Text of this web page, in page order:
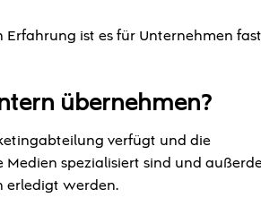
ist es für Unternehmen fast
übernehmen?
verfügt und die
spezialisiert sind und
erledigt werden.